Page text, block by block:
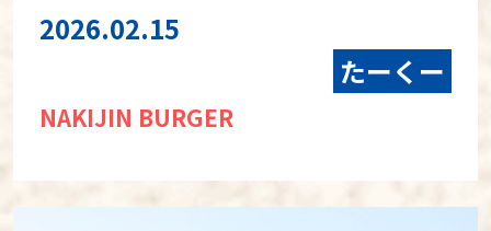
2026.02.15
たーくー
NAKIJIN BURGER